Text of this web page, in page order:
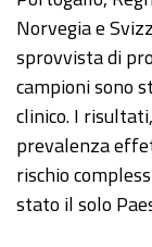
Norvegia e
sprovvista di
campioni sono
clinico. I
prevalenza
rischio
stato il solo